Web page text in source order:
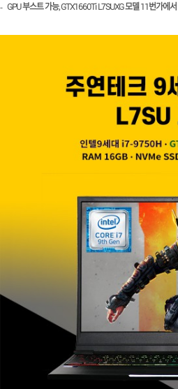
- GPU부스트 가능, GTX1660Ti L7SUXG모델11번가에서